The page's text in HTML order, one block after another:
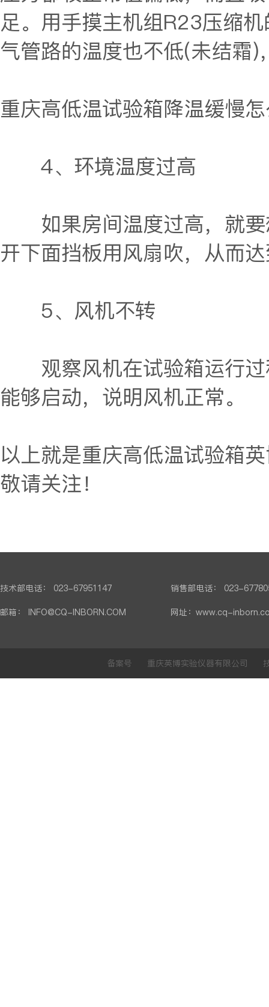
足。用手摸主机组R23压缩
气管路的温度也不低(未结霜
重庆高低温试验箱降温缓慢
4、环境温度过高
如果房间温度过高，就要
开下面挡板用风扇吹，从而
5、风机不转
观察风机在试验箱运行过
能够启动，说明风机正常。
以上就是重庆高低温试验箱
敬请关注！
技术部电话： 023-67951147
销售部电话： 023-
邮箱： INFO@CQ-INBORN.COM
网址：www.cq-
备案号 重庆英博实验仪器有限公司